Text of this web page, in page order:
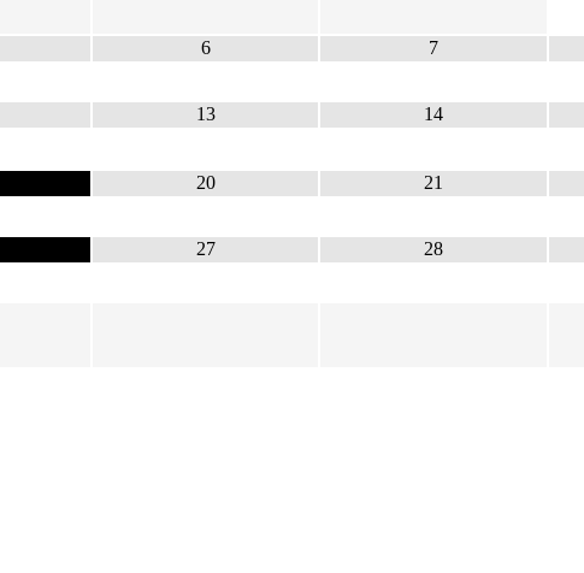
6 7
13 14
20 21
27 28